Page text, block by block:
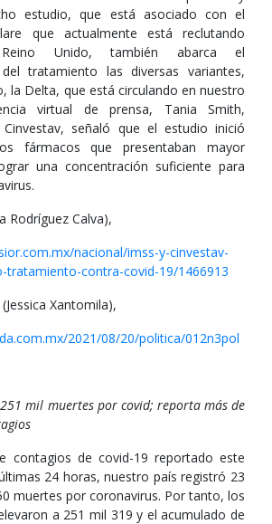
estudio, que está asociado con el
que actualmente está reclutando
Unido, también abarca el
tratamiento las diversas variantes,
la Delta, que está circulando en nuestro
virtual de prensa, Tania Smith,
señaló que el estudio inició
fármacos que presentaban mayor
una concentración suficiente para
Rodríguez Calva),
nacional/imss-y-cinvestav-
tratamiento-contra-covid-19/1466913
Xantomila),
2021/08/20/politica/012n3pol
mil muertes por covid; reporta más de
contagios de covid-19 reportado este
24 horas, nuestro país registró 23
muertes por coronavirus. Por tanto, los
a 251 mil 319 y el acumulado de